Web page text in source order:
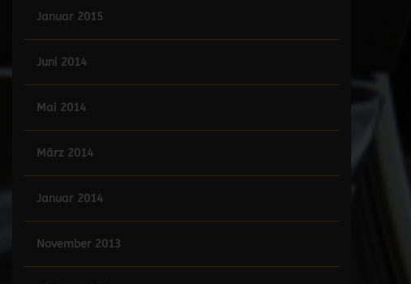
Januar 2015
Juni 2014
Mai 2014
März 2014
Januar 2014
November 2013